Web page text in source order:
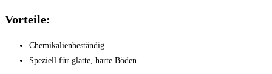
Vorteile:
Chemikalienbeständig
Speziell für glatte, harte Böden